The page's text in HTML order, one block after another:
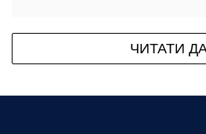
ЧИТАТИ